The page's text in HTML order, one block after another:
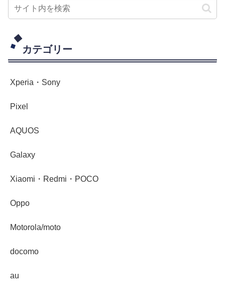
カテゴリー
Xperia・Sony
Pixel
AQUOS
Galaxy
Xiaomi・Redmi・POCO
Oppo
Motorola/moto
docomo
au